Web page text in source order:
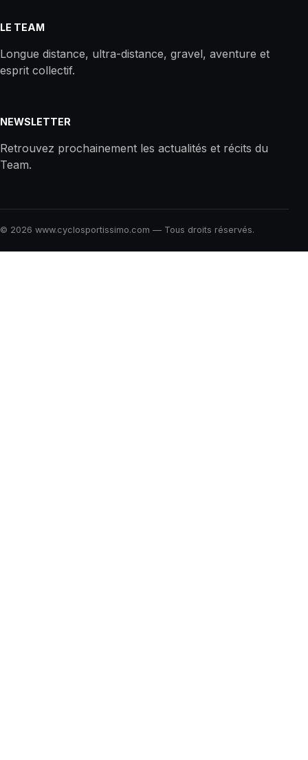
LE TEAM
Longue distance, ultra-distance, gravel, aventure et
esprit collectif.
NEWSLETTER
Retrouvez prochainement les actualités et récits du
Team.
© 2026 www.cyclosportissimo.com — Tous droits réservés.